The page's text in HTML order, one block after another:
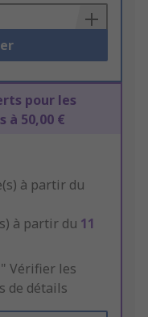
pour les
à 50,00 €
à partir du
à partir du 11
Vérifier les
de détails